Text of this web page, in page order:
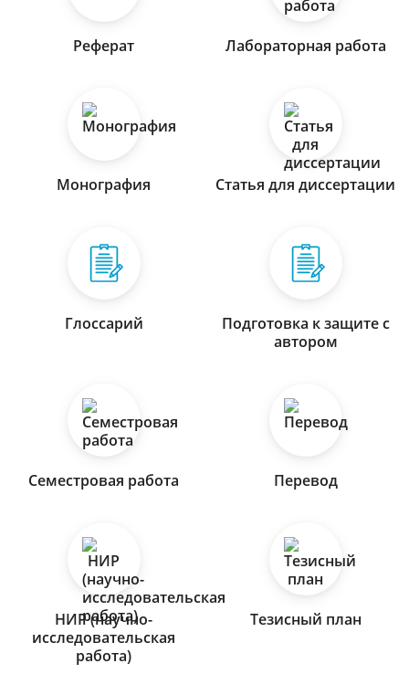
Реферат Лабораторная работа
Монография Статья для диссертации
Глоссарий
Подготовка к защите с
автором
Семестровая работа Перевод
НИР (научно-
исследовательская
работа)
Тезисный план